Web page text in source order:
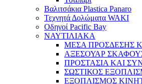
Βαλιτσάκια Plastica Panaro
Τεχνητά Δολώματα WAKI
Οδηγοί Pacific Bay
ΝΑΥΤΙΛΙΑΚΑ
ΜΕΣΑ ΠΡΟΣΔΕΣΗΣ
ΑΞΕΣΟΥΑΡ
ΠΡΟΣΤΑΣΙΑ ΚΑΙ
ΣΩΣΤΙΚΟΣ
ΕΞΟΠΛΙΣΜΟΣ